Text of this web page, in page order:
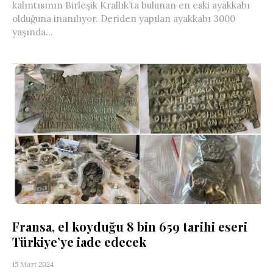
kalıntısının Birleşik Krallık’ta bulunan en eski ayakkabı
olduğuna inanılıyor. Deriden yapılan ayakkabı 3000
yaşında...
Fransa, el koyduğu 8 bin 659 tarihi eseri
Türkiye’ye iade edecek
15 Mart 2024